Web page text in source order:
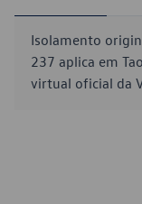
Isolamento
237 aplica em
virtual oficial da